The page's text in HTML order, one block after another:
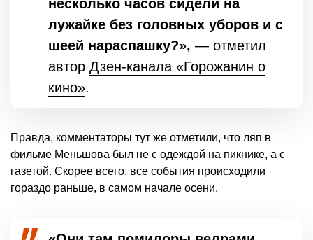
несколько часов сидели на
лужайке без головных уборов и с
шеей нараспашку?», — отметил
автор Дзен-канала «Горожанин о
кино».
Правда, комментаторы тут же отметили, что ляп в
фильме Меньшова был не с одеждой на пикнике, а с
газетой. Скорее всего, все события происходили
гораздо раньше, в самом начале осени.